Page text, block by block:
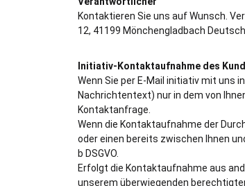
Kontaktieren Sie uns auf Wunsch.
12, 41199 Mönchengladbach
Initiativ-Kontaktaufnahme des
Wenn Sie per E-Mail initiativ mit uns
Nachrichtentext) nur in dem von
Kontaktanfrage.
Wenn die Kontaktaufnahme der
oder einen bereits zwischen Ihnen
b DSGVO.
Erfolgt die Kontaktaufnahme aus
unserem überwiegenden